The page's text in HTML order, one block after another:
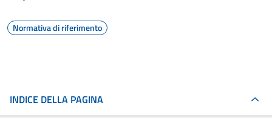
Normativa di riferimento
INDICE DELLA PAGINA